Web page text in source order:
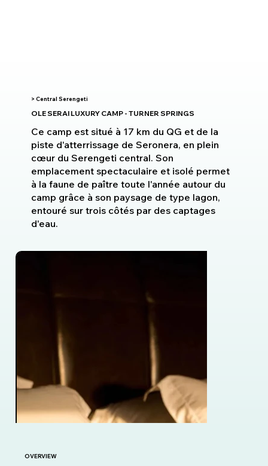
> Central Serengeti
OLE SERAI LUXURY CAMP - TURNER SPRINGS
Ce camp est situé à 17 km du QG et de la
piste d'atterrissage de Seronera, en plein
cœur du Serengeti central. Son
emplacement spectaculaire et isolé permet
à la faune de paître toute l'année autour du
camp grâce à son paysage de type lagon,
entouré sur trois côtés par des captages
d'eau.
OVERVIEW